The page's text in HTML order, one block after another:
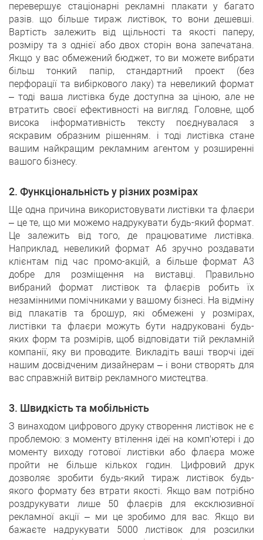
перевершує стаціонарні рекламні плакати у багато
разів. що більше тираж листівок, то вони дешевші.
Вартість залежить від щільності та якості паперу,
розміру та з однієї або двох сторін вона запечатана.
Якщо у вас обмежений бюджет, то ви можете вибрати
більш тонкий папір, стандартний проект (без
перфорації та вибіркового лаку) та невеликий формат
– тоді ваша листівка буде доступна за ціною, але не
втратить своєї ефективності на вигляд. Головне, щоб
висока інформативність тексту поєднувалася з
яскравим образним рішенням. і тоді листівка стане
вашим найкращим рекламним агентом у розширенні
вашого бізнесу.
2. Функціональність у різних розмірах
Ще одна причина використовувати листівки та флаєри
– це те, що ми можемо надрукувати будь-який формат.
Це залежить від того, де працюватиме листівка.
Наприклад, невеликий формат A6 зручно роздавати
клієнтам під час промо-акцій, а більше формат A3
добре для розміщення на виставці. Правильно
вибраний формат листівок та флаєрів робить їх
незамінними помічниками у вашому бізнесі. На відміну
від плакатів та брошур, які обмежені у розмірах,
листівки та флаєри можуть бути надруковані будь-
яких форм та розмірів, щоб відповідати тій рекламній
компанії, яку ви проводите. Викладіть ваші творчі ідеї
нашим досвідченим дизайнерам – і вони створять для
вас справжній витвір рекламного мистецтва.
3. Швидкість та мобільність
З винаходом цифрового друку створення листівок не є
проблемою: з моменту втілення ідеї на комп'ютері і до
моменту виходу готової листівки або флаєра може
пройти не більше кількох годин. Цифровий друк
дозволяє зробити будь-який тираж листівок будь-
якого формату без втрати якості. Якщо вам потрібно
роздрукувати лише 50 флаєрів для ексклюзивної
рекламної акції – ми це зробимо для вас. Якщо ви
бажаєте надрукувати 5000 листівок для розсилки